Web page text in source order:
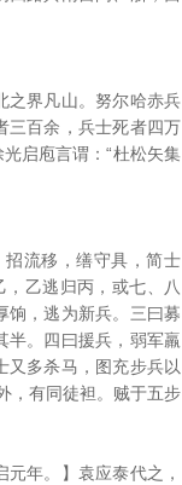
之界凡山。努尔哈赤兵
三百余，兵士死者四万
启庖言谓：“杜松矢集
流移，缮守具，简士
乙逃归丙，或七、八
饷，逃为新兵。三曰募
半。四曰援兵，弱军羸
又多杀马，图充步兵以
，有同徒袒。贼于五步
年。】袁应泰代之，